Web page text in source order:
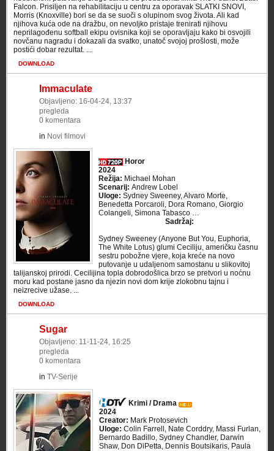
Falcon. Prisiljen na rehabilitaciju u centru za oporavak SLATKI SNOVI,
Morris (Knoxville) bori se da se suoči s olupinom svog života. Ali kad
njihova kuća ode na dražbu, on nevoljko pristaje trenirati njihovu
neprilagođenu softball ekipu ovisnika koji se oporavljaju kako bi osvojili
novčanu nagradu i dokazali da svatko, unatoč svojoj prošlosti, može
postići dobar rezultat. ...
DOWNLOAD
Immaculate
Objavljeno: 16-04-24, 13:37
pregleda
0 komentara
in Novi filmovi
Horor
2024
Režija: Michael Mohan
Scenarij: Andrew Lobel
Uloge: Sydney Sweeney, Alvaro Morte,
Benedetta Porcaroli, Dora Romano, Giorgio
Colangeli, Simona Tabasco …
Sadržaj:
Sydney Sweeney (Anyone But You, Euphoria,
The White Lotus) glumi Ceciliju, američku časnu
sestru pobožne vjere, koja kreće na novo
putovanje u udaljenom samostanu u slikovitoj
talijanskoj prirodi. Cecilijina topla dobrodošlica brzo se pretvori u noćnu
moru kad postane jasno da njezin novi dom krije zlokobnu tajnu i
neizrecive užase. ...
DOWNLOAD
Sugar
Objavljeno: 11-11-24, 16:25
pregleda
0 komentara
in TV-Serije
Krimi / Drama
2024
Creator: Mark Protosevich
Uloge: Colin Farrell, Nate Corddry, Massi Furlan,
Bernardo Badillo, Sydney Chandler, Darwin
Shaw, Don DiPetta, Dennis Boutsikaris, Paula